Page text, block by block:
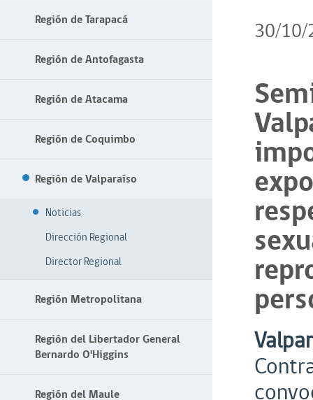
Región de Tarapacá
Región de Antofagasta
Región de Atacama
Región de Coquimbo
Región de Valparaíso
Noticias
Dirección Regional
Director Regional
Región Metropolitana
Región del Libertador General
Bernardo O'Higgins
Región del Maule
30/